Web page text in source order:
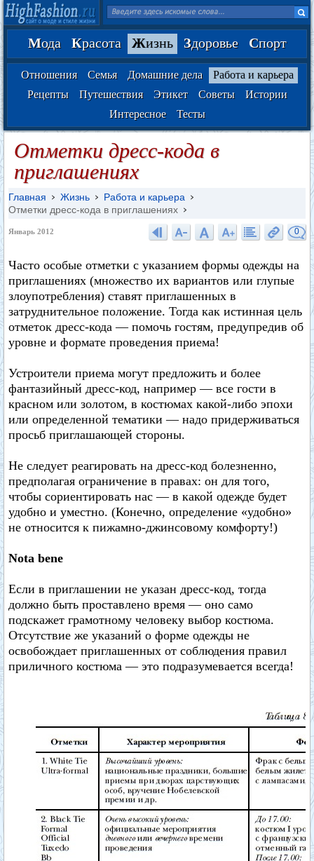
Мода Красота Жизнь Здоровье Спорт
Отношения Семья Домашние дела
Работа и карьера
Рецепты
Путешествия Этикет Советы
Истории
Интересное
Тесты
Отметки дресс-кода в
приглашениях
Главная Жизнь
Работа и карьера
Отметки дресс-кода в приглашениях
Январь 2012 0
Часто особые отметки с указанием формы одежды на
приглашениях (множество их вариантов или глупые
злоупотребления) ставят приглашенных в
затруднительное положение. Тогда как истинная цель
отметок дресс-кода — помочь гостям, предупредив об
уровне и формате проведения приема!
Устроители приема могут предложить и более
фантазийный дресс-код, например — все гости в
красном или золотом, в костюмах какой-либо эпохи
или определенной тематики — надо придерживаться
просьб приглашающей стороны.
Не следует реагировать на дресс-код болезненно,
предполагая ограничение в правах: он для того,
чтобы сориентировать нас — в какой одежде будет
удобно и уместно. (Конечно, определение «удобно»
не относится к пижамно-джинсовому комфорту!)
Nota bene
Если в приглашении не указан дресс-код, тогда
должно быть проставлено время — оно само
подскажет грамотному человеку выбор костюма.
Отсутствие же указаний о форме одежды не
освобождает приглашенных от соблюдения правил
приличного костюма — это подразумевается всегда!